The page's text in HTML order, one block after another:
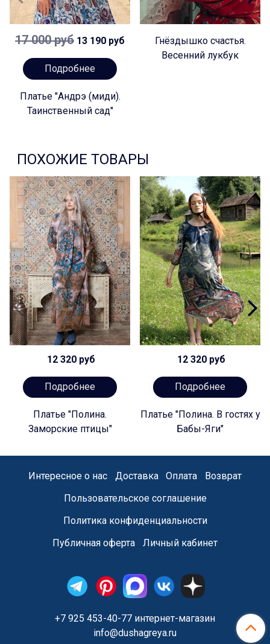
17 000 руб 13 190 руб
Подробнее
Платье "Андрэ (миди).
Таинственный сад"
Гнёздышко счастья.
Весенний лукбук
ПОХОЖИЕ ТОВАРЫ
12 320 руб
Подробнее
Платье "Полина.
Заморские птицы"
12 320 руб
Подробнее
Платье "Полина. В гостях у
Бабы-Яги"
Интересное о нас Доставка Оплата
Возврат
Пользовательское соглашение
Политика конфиденциальности
Публичная оферта
Личный кабинет
+7 925 453-40-77 интернет-магазин
info@dushagreya.ru